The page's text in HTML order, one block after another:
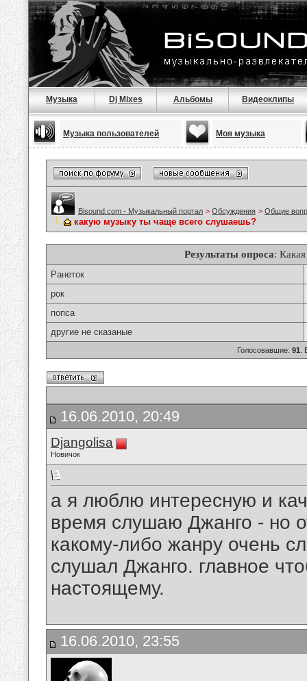
Музыка Dj Mixes Альбомы Видеоклипы
Музыка пользователей Моя музыка
Bisound.com - Музыкальный портал > Обсуждения > Общие
какую музыку ты чаще всего слушаешь?
Результаты опроса:
Ранеток
рок
попса
другие не сказаные
Голосовавшие: 91 .
16.06.2010, 20:49
Djangolisa
Новичок
а я люблю интересную и
время слушаю Джанго - но
какому-либо жанру очень
слушал Джанго. главное
настоящему.
16.06.2010, 23:55